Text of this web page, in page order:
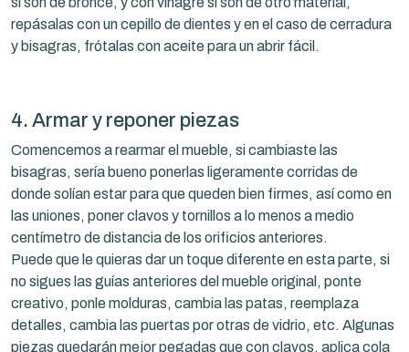
repásalas con un cepillo de dientes y en el caso de cerradura
y bisagras, frótalas con aceite para un abrir fácil.
4. Armar y reponer piezas
Comencemos a rearmar el mueble, si cambiaste las
bisagras, sería bueno ponerlas ligeramente corridas de
donde solían estar para que queden bien firmes, así como en
las uniones, poner clavos y tornillos a lo menos a medio
centímetro de distancia de los orificios anteriores.
Puede que le quieras dar un toque diferente en esta parte, si
no sigues las guías anteriores del mueble original, ponte
creativo, ponle molduras, cambia las patas, reemplaza
detalles, cambia las puertas por otras de vidrio, etc. Algunas
piezas quedarán mejor pegadas que con clavos, aplica cola